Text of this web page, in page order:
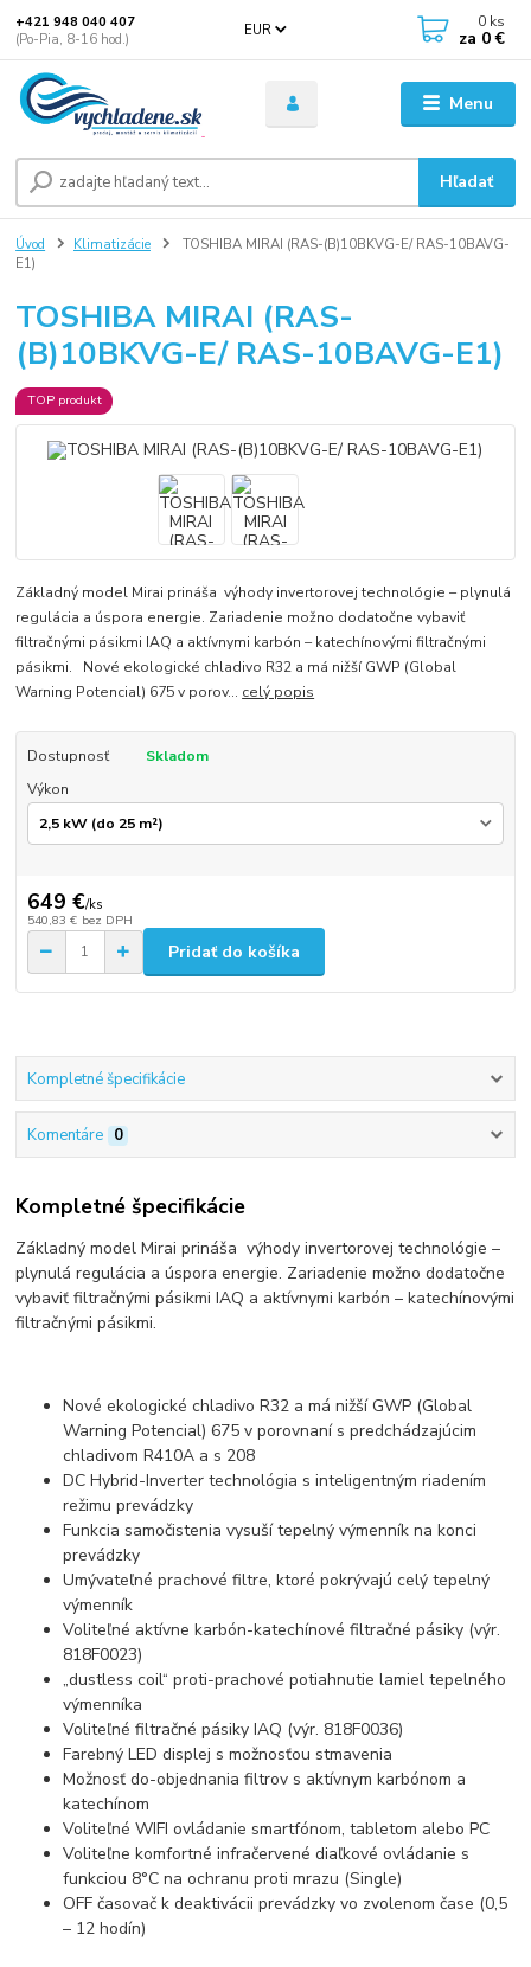
Menu
EUR
Hľadať
+421 948 040 407
(Po-Pia, 8-16 hod.)
0 ks
za 0 €
Úvod Klimatizácie
TOSHIBA MIRAI (RAS-(B)10BKVG-E/ RAS-10BAVG-
E1)
TOSHIBA MIRAI (RAS-
(B)10BKVG-E/ RAS-10BAVG-E1)
TOP produkt
Základný model Mirai prináša výhody invertorovej technológie – plynulá
regulácia a úspora energie. Zariadenie možno dodatočne vybaviť
filtračnými pásikmi IAQ a aktívnymi karbón – katechínovými filtračnými
pásikmi. Nové ekologické chladivo R32 a má nižší GWP (Global
Warning Potencial) 675 v porov... celý popis
Dostupnosť
Skladom
Výkon
649 €/ks
540,83 € bez DPH
Pridať do košíka
Kompletné špecifikácie
Komentáre 0
Kompletné špecifikácie
Základný model Mirai prináša výhody invertorovej technológie –
plynulá regulácia a úspora energie. Zariadenie možno dodatočne
vybaviť filtračnými pásikmi IAQ a aktívnymi karbón – katechínovými
filtračnými pásikmi.
Nové ekologické chladivo R32 a má nižší GWP (Global
Warning Potencial) 675 v porovnaní s predchádzajúcim
chladivom R410A a s 208
DC Hybrid-Inverter technológia s inteligentným riadením
režimu prevádzky
Funkcia samočistenia vysuší tepelný výmenník na konci
prevádzky
Umývateľné prachové filtre, ktoré pokrývajú celý tepelný
výmenník
Voliteľné aktívne karbón-katechínové filtračné pásiky (výr.
818F0023)
„dustless coil“ proti-prachové potiahnutie lamiel tepelného
výmenníka
Voliteľné filtračné pásiky IAQ (výr. 818F0036)
Farebný LED displej s možnosťou stmavenia
Možnosť do-objednania filtrov s aktívnym karbónom a
katechínom
Voliteľné WIFI ovládanie smartfónom, tabletom alebo PC
Voliteľne komfortné infračervené diaľkové ovládanie s
funkciou 8°C na ochranu proti mrazu (Single)
OFF časovač k deaktivácii prevádzky vo zvolenom čase (0,5
– 12 hodín)